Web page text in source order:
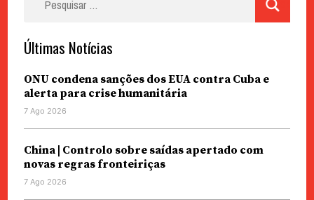
Últimas Notícias
ONU condena sanções dos EUA contra Cuba e
alerta para crise humanitária
7 Ago 2026
China | Controlo sobre saídas apertado com
novas regras fronteiriças
7 Ago 2026